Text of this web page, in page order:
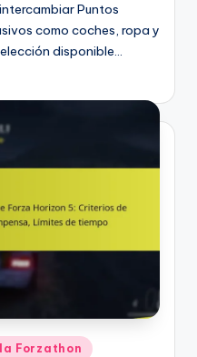
Puntos
como coches, ropa y
disponible…
Forzathon